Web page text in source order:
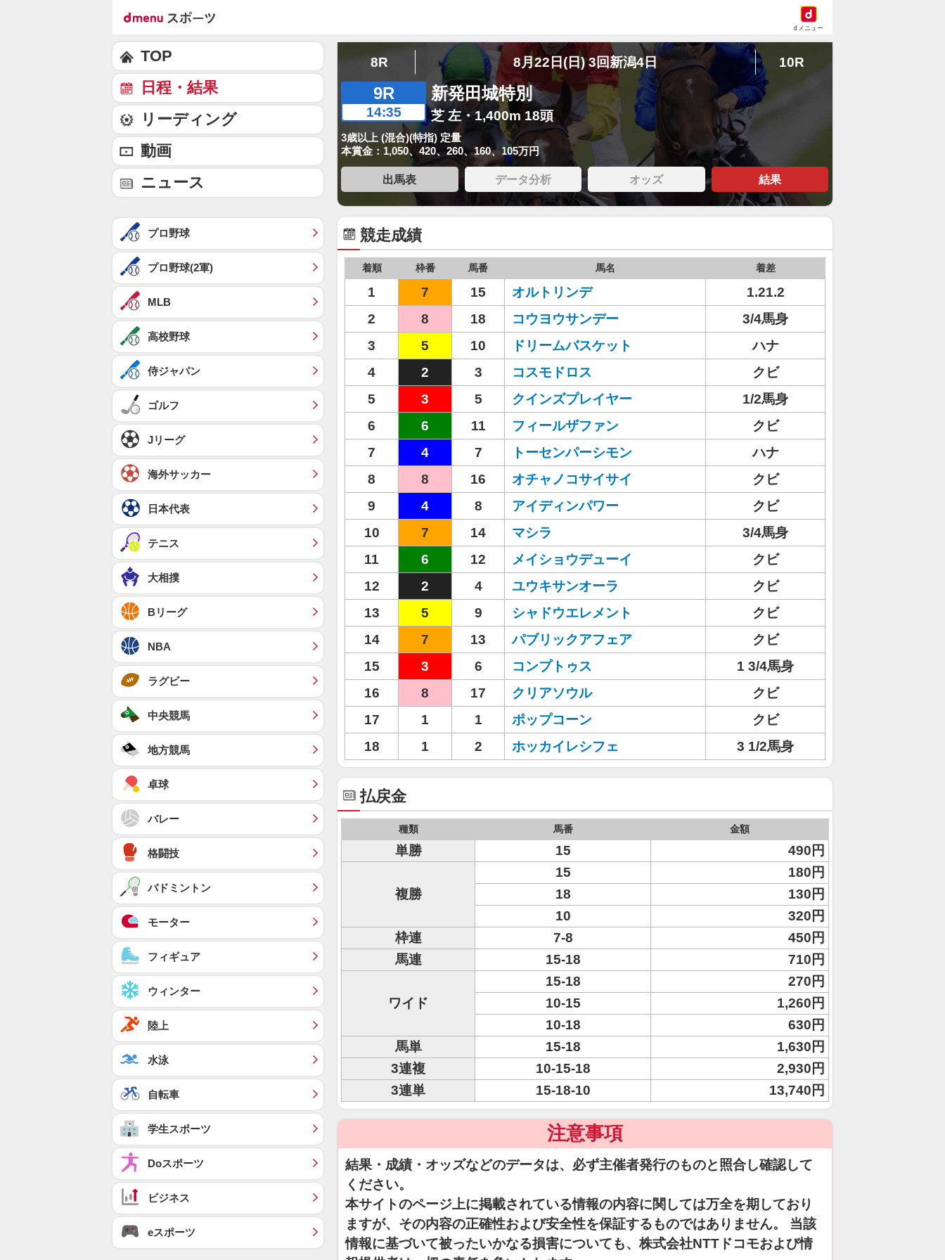
dメニュー
8R 8月22日(日) 3回新潟4日 10R
9R
14:35
新発田城特別
芝 左・1,400m 18頭
3歳以上 (混合)(特指) 定量
本賞金：1,050、420、260、160、105万円
出馬表 データ分析 オッズ 結果
競走成績
着順 枠番 馬番 馬名 着差
1 7 15 オルトリンデ
1.21.2
2
8 18 コウヨウサンデー
3/4馬身
3
5 10 ドリームバスケット
ハナ
4
2 3 コスモドロス
クビ
5
3 5 クインズプレイヤー
1/2馬身
6
6 11 フィールザファン
クビ
7
4 7 トーセンパーシモン
ハナ
8
8 16 オチャノコサイサイ
クビ
9
4 8 アイディンパワー
クビ
10
7 14 マシラ
3/4馬身
11
6 12 メイショウデューイ
クビ
12
2 4 ユウキサンオーラ
クビ
13
5 9 シャドウエレメント
クビ
14
7 13 パブリックアフェア
クビ
15
3 6 コンプトゥス
1 3/4馬身
16
8 17 クリアソウル
クビ
17
1 1 ポップコーン
クビ
18
1 2 ホッカイレシフェ 3 1/2馬身
払戻金
種類 馬番 金額
単勝 15 490円
複勝
15
180円
18
130円
10
320円
枠連
7-8
450円
馬連
15-18 710円
ワイド
15-18
270円
10-15
1,260円
10-18
630円
馬単
15-18
1,630円
3連複
10-15-18
2,930円
3連単
15-18-10 13,740円
注意事項
結果・成績・オッズなどのデータは、必ず主催者発行のものと照合し確認して
ください。
本サイトのページ上に掲載されている情報の内容に関しては万全を期しており
ますが、その内容の正確性および安全性を保証するものではありません。 当該
情報に基づいて被ったいかなる損害についても、株式会社NTTドコモおよび情
TOP
日程・結果
リーディング
動画
ニュース
プロ野球
プロ野球(2軍)
MLB
高校野球
侍ジャパン
ゴルフ
Jリーグ
海外サッカー
日本代表
テニス
大相撲
Bリーグ
NBA
ラグビー
中央競馬
地方競馬
卓球
バレー
格闘技
バドミントン
モーター
フィギュア
ウィンター
陸上
水泳
自転車
学生スポーツ
Doスポーツ
ビジネス
eスポーツ